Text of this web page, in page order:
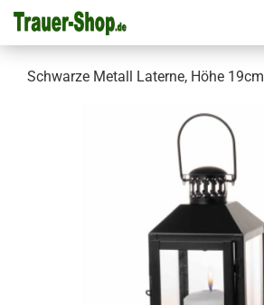
Schwarze Metall Laterne, Höhe 19cm